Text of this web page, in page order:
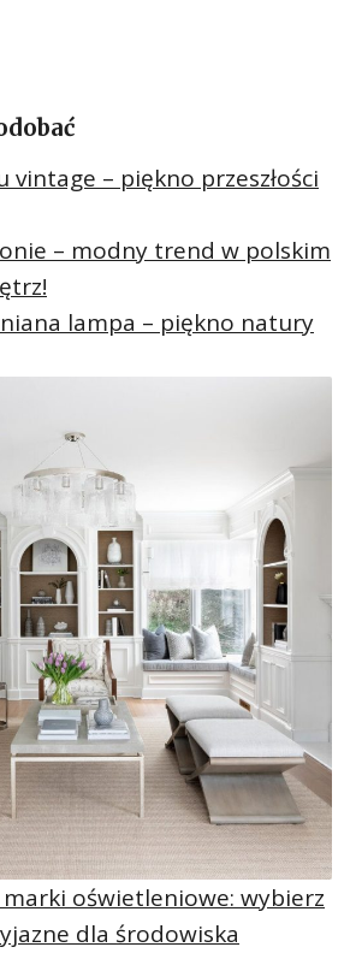
– piękno przeszłości
– modny trend w polskim
lampa – piękno natury
oświetleniowe: wybierz
dla środowiska